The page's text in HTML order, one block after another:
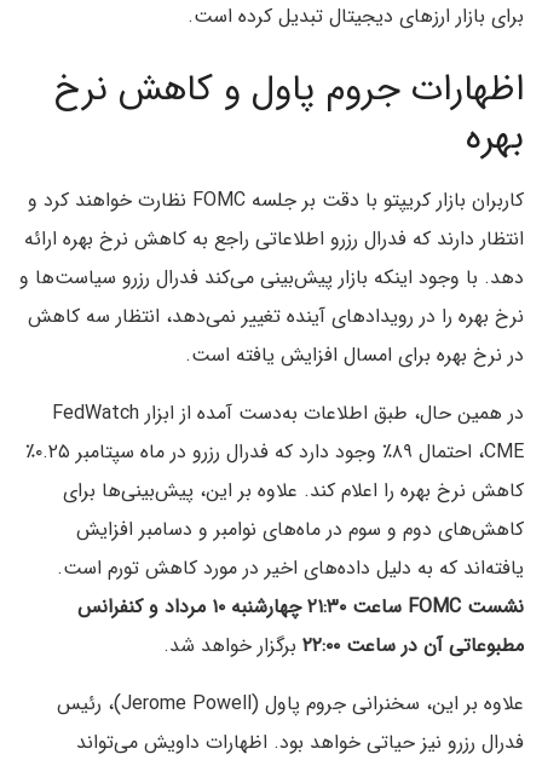
برای بازار ارزهای دیجیتال تبدیل کرده است.
اظهارات جروم پاول و کاهش نرخ
بهره
کاربران بازار کریپتو با دقت بر جلسه FOMC نظارت خواهند کرد و
انتظار دارند که فدرال رزرو اطلاعاتی راجع به کاهش نرخ بهره ارائه
دهد. با وجود اینکه بازار پیش‌بینی می‌کند فدرال رزرو سیاست‌ها و
نرخ‌ بهره را در رویدادهای آینده تغییر نمی‌دهد، انتظار سه کاهش
در نرخ بهره برای امسال افزایش یافته است.
در همین حال، طبق اطلاعات به‌دست آمده از ابزار FedWatch
CME، احتمال ۸۹٪ وجود دارد که فدرال رزرو در ماه سپتامبر ۰.۲۵٪
کاهش نرخ بهره را اعلام کند. علاوه بر این، پیش‌بینی‌ها برای
کاهش‌های دوم و سوم در ماه‌های نوامبر و دسامبر افزایش
یافته‌اند که به دلیل داده‌های اخیر در مورد کاهش تورم است.
نشست FOMC ساعت ۲۱:۳۰ چهارشنبه ۱۰ مرداد و کنفرانس
مطبوعاتی آن در ساعت ۲۲:۰۰
برگزار خواهد شد.
علاوه بر این، سخنرانی جروم پاول (Jerome Powell)، رئیس
فدرال رزرو نیز حیاتی خواهد بود. اظهارات داویش می‌تواند